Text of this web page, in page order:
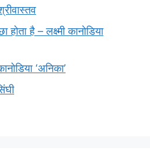
है – लक्ष्मी कानोडिया
‘अनिका’